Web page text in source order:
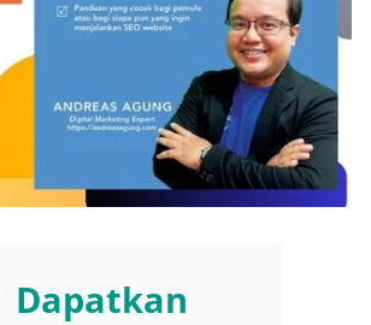
Dapatkan